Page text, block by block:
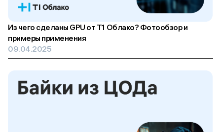
Из чего сделаны GPU от Т1 Облако? Фотообзор и
примеры применения
09.04.2025